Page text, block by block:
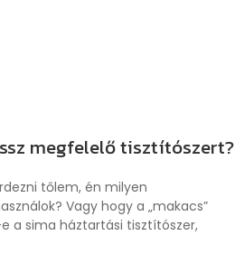
megfelelő tisztítószert?
tőlem, én milyen
Vagy hogy a „makacs”
a sima háztartási tisztítószer,